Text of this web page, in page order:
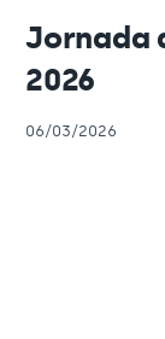
Jornada
2026
06/03/2026